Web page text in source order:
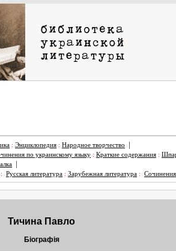
: Энциклопедия : Народное творчество
|
по украинскому языку : Краткие содержания :
|
: Русская литература : Зарубежная литература :
Тичина Павло
Біографія